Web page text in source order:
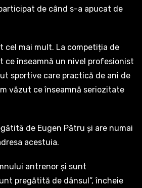
de când s-a apucat de
cel mai mult. La competiția de
ce înseamnă un nivel profesionist
sportive care practică de ani de
văzut ce înseamnă seriozitate
de Eugen Pătru și are numai
acestuia.
antrenor și sunt
pregătită de dânsul”, încheie